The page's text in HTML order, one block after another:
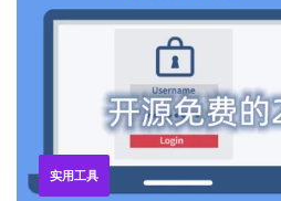
实用工具